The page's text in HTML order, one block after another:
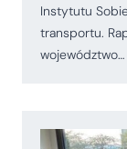
Instytutu
transportu.
województwo…